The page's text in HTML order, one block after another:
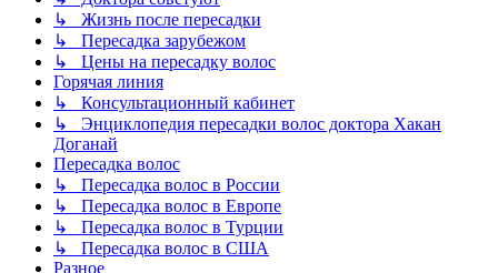
↳ Жизнь после пересадки
↳ Пересадка зарубежом
↳ Цены на пересадку волос
Горячая линия
↳ Консультационный кабинет
↳ Энциклопедия пересадки волос доктора Хакан
Доганай
Пересадка волос
↳ Пересадка волос в России
↳ Пересадка волос в Европе
↳ Пересадка волос в Турции
↳ Пересадка волос в США
Разное